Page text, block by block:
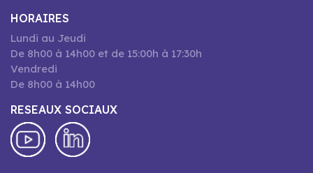
HORAIRES
Lundi au Jeudi
De 8h00 à 14h00 et de 15:00h à 17:30h
Vendredi
De 8h00 à 14h00
RESEAUX SOCIAUX